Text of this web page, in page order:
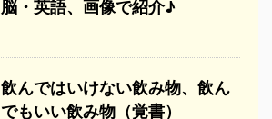
脳・英語、画像で紹介♪
飲んではいけない飲み物、飲ん
でもいい飲み物（覚書）